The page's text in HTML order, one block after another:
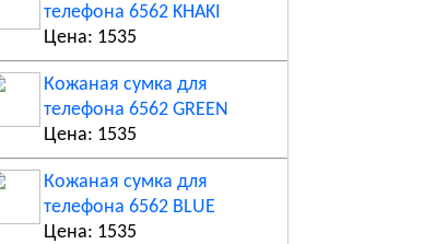
телефона 6562 KHAKI
Цена: 1535
Кожаная сумка для
телефона 6562 GREEN
Цена: 1535
Кожаная сумка для
телефона 6562 BLUE
Цена: 1535